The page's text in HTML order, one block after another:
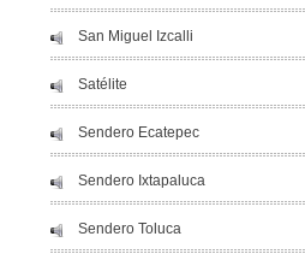
San Miguel Izcalli
Satélite
Sendero Ecatepec
Sendero Ixtapaluca
Sendero Toluca